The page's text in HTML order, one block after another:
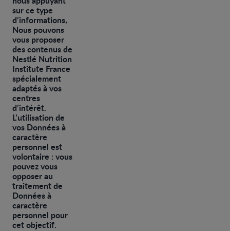
sur ce type
d’informations,
Nous pouvons
vous proposer
des contenus de
Nestlé Nutrition
Institute France
spécialement
adaptés à vos
centres
d’intérêt.
L’utilisation de
vos Données à
caractère
personnel est
volontaire : vous
pouvez vous
opposer au
traitement de
Données à
caractère
personnel pour
cet objectif.